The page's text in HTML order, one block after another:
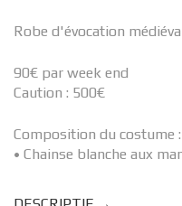
Robe d'évocation
90€ par week end
Caution : 500€
Composition du costume :
• Chainse blanche aux